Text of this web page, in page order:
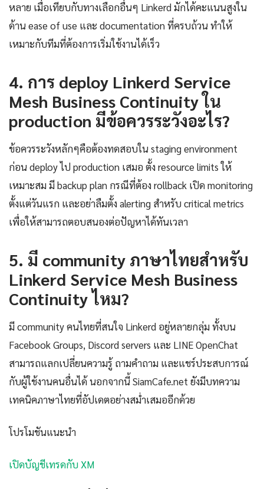
หลาย เมื่อเทียบกับทางเลือกอื่นๆ Linkerd มักได้คะแนนสูงใน
ด้าน ease of use และ documentation ที่ครบถ้วน ทำให้
เหมาะกับทีมที่ต้องการเริ่มใช้งานได้เร็ว
4. การ deploy Linkerd Service
Mesh Business Continuity ใน
production มีข้อควรระวังอะไร?
ข้อควรระวังหลักๆคือต้องทดสอบใน staging environment
ก่อน deploy ไป production เสมอ ตั้ง resource limits ให้
เหมาะสม มี backup plan กรณีที่ต้อง rollback เปิด monitoring
ตั้งแต่วันแรก และอย่าลืมตั้ง alerting สำหรับ critical metrics
เพื่อให้สามารถตอบสนองต่อปัญหาได้ทันเวลา
5. มี community ภาษาไทยสำหรับ
Linkerd Service Mesh Business
Continuity ไหม?
มี community คนไทยที่สนใจ Linkerd อยู่หลายกลุ่ม ทั้งบน
Facebook Groups, Discord servers และ LINE OpenChat
สามารถแลกเปลี่ยนความรู้ ถามคำถาม และแชร์ประสบการณ์
กับผู้ใช้งานคนอื่นได้ นอกจากนี้ SiamCafe.net ยังมีบทความ
เทคนิคภาษาไทยที่อัปเดตอย่างสม่ำเสมออีกด้วย
โปรโมชันแนะนำ
เปิดบัญชีเทรดกับ XM